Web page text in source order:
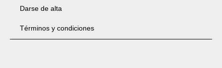
Darse de alta
Términos y condiciones